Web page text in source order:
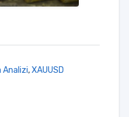
Analizi,XAUUSD